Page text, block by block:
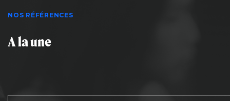
NOS RÉFÉRENCES
A la une